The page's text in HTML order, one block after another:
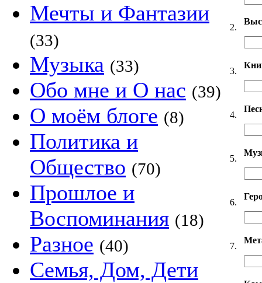
Мечты и Фантазии
(33)
Музыка (33)
Обо мне и О нас (39)
О моём блоге (8)
Политика и
Общество (70)
Прошлое и
Воспоминания (18)
Разное (40)
Семья, Дом, Дети
2.
3.
4.
5.
6.
7.